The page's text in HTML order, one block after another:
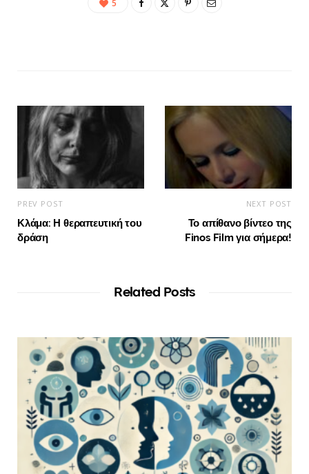
5
PREV POST
Κλάμα: Η θεραπευτική του
δράση
NEXT POST
Το απίθανο βίντεο της
Finos Film για σήμερα!
Related Posts